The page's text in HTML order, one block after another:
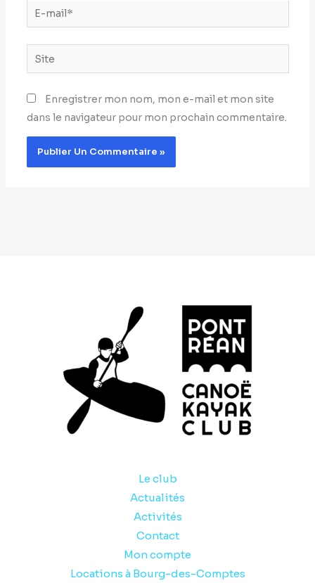
E-
mail*
Site
Enregistrer mon nom, mon e-mail et mon site
dans le navigateur pour mon prochain commentaire.
Le club
Actualités
Activités
Contact
Mon compte
Locations à Bourg-des-Comptes